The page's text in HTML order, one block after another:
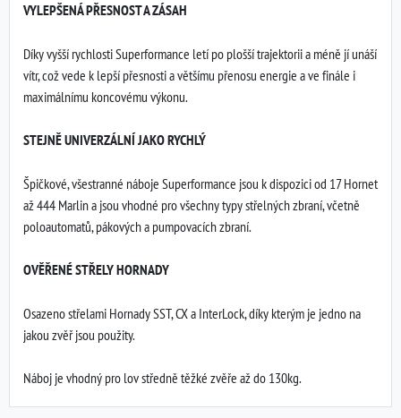
VYLEPŠENÁ PŘESNOST A ZÁSAH
Díky vyšší rychlosti Superformance letí po plošší trajektorii a méně jí unáší
vítr, což vede k lepší přesnosti a většímu přenosu energie a ve finále i
maximálnímu koncovému výkonu.
STEJNĚ UNIVERZÁLNÍ JAKO RYCHLÝ
Špičkové, všestranné náboje Superformance jsou k dispozici od 17 Hornet
až 444 Marlin a jsou vhodné pro všechny typy střelných zbraní, včetně
poloautomatů, pákových a pumpovacích zbraní.
OVĚŘENÉ STŘELY HORNADY
Osazeno střelami Hornady SST, CX a InterLock, díky kterým je jedno na
jakou zvěř jsou použity.
Náboj je vhodný pro lov středně těžké zvěře až do 130kg.